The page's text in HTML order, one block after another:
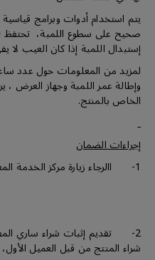
يتم استخدام أدوات وبرامج
إستبدال اللمبة إذا كان العيب لا
لمزيد من المعلومات حول عدد
وإطالة عمر اللمبة وجهاز العرض ،
الخاص بالمنتج.
إجراءات الضمان
1- االرجاء زيارة مركز الخدمة المعتمد من BenQ
2- تقديم إثبات شراء ساري
شراء المنتج من قبل العميل